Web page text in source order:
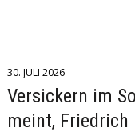
30. JULI 2026
Versickern im
meint,